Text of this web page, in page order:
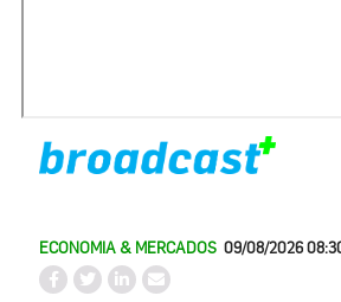
ECONOMIA & MERCADOS 09/08/2026